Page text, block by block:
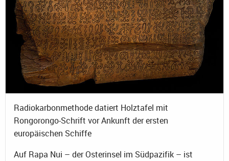
Radiokarbonmethode datiert Holztafel mit
Rongorongo-Schrift vor Ankunft der ersten
europäischen Schiffe
Auf Rapa Nui – der Osterinsel im Südpazifik – ist